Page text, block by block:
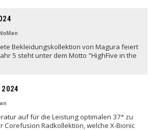
Bekleidungskollektion von Magura feiert
5 steht unter dem Motto "HighFive in the
auf für die Leistung optimalen 37° zu
Corefusion Radkollektion, welche X-Bionic